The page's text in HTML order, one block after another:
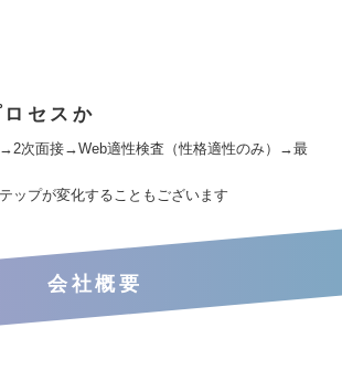
セスか
次面接→Web適性検査（性格適性のみ）→最
ップが変化することもございます
会社概要